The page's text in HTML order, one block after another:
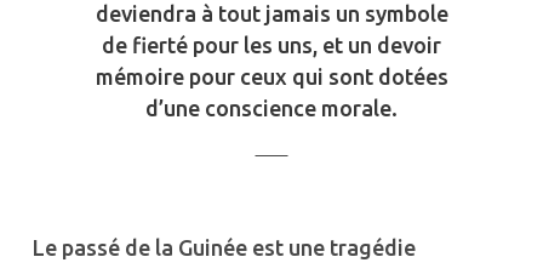
deviendra à tout jamais un symbole
de fierté pour les uns, et un devoir
mémoire pour ceux qui sont dotées
d’une conscience morale.
Le passé de la Guinée est une tragédie